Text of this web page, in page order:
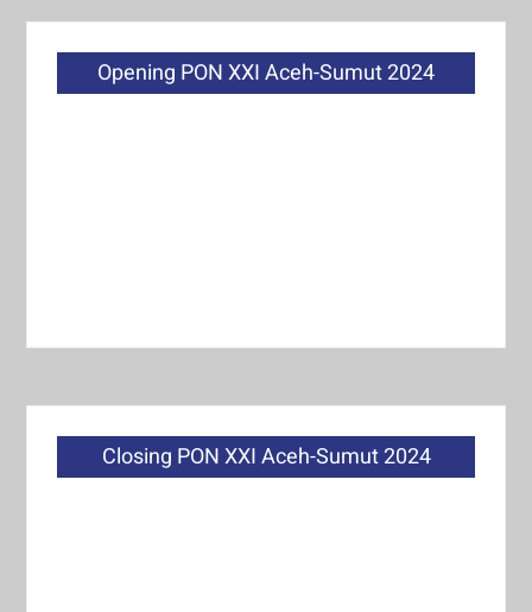
Opening PON XXI Aceh-Sumut 2024
Closing PON XXI Aceh-Sumut 2024